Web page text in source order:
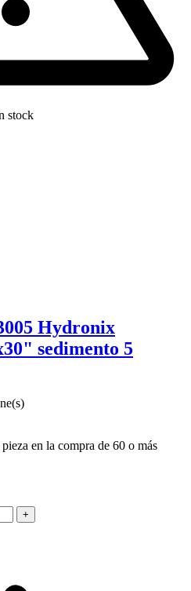
stock
Hydronix
sedimento 5
en la compra de 60 o más
+